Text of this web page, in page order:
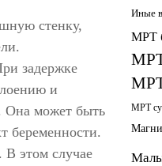
стенку,
задержке
и
Она может быть
беременности.
В этом случае
Иные
МРТ
МРТ
МРТ
МРТ